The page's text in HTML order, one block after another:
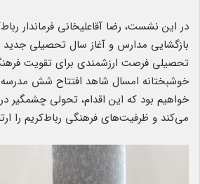
در این نشست، رضا آقاعلیخانی فرماندار
بازگشایی مدارس و آغاز سال تحصیلی
تحصیلی فرصت ارزشمندی برای تقویت
خوشبختانه امسال شاهد افتتاح شش
خواهیم بود که این اقدام، تحولی چشمگیر
می‌کند و ظرفیت‌های فرهنگی رباط‌کریم را